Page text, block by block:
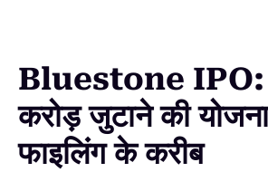
Bluestone IPO:
करोड़ जुटाने की
फाइलिंग के करीब